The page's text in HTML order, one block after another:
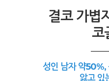
결코 가볍
코
성인 남자 약
앓고 있